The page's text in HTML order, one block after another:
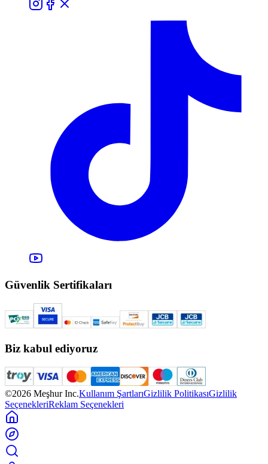
Güvenlik Sertifikaları
Biz kabul ediyoruz
©2026 Meşhur Inc.Kullanım ŞartlarıGizlilik PolitikasıGizlilik
SeçenekleriReklam Seçenekleri